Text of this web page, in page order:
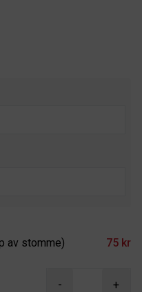
av stomme) 75 kr
- +